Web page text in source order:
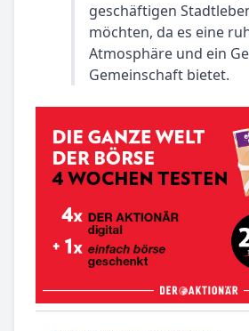
geschäftigen
möchten, da es eine
Atmosphäre und ein
Gemeinschaft bietet.